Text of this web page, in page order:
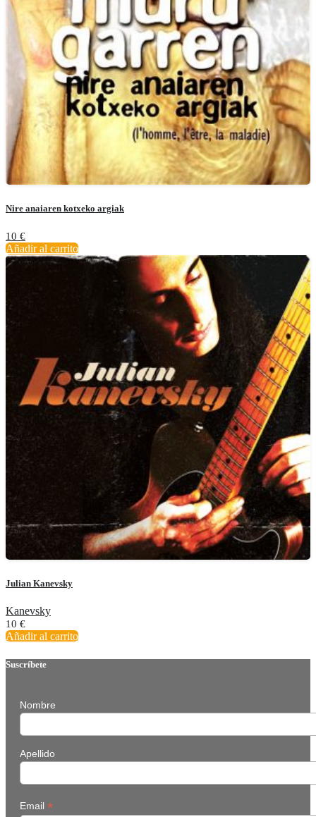
Nire anaiaren kotxeko argiak
10 €
Añadir al carrito
Julian Kanevsky
Kanevsky
10 €
Añadir al carrito
Suscríbete
Nombre
Apellido
Email *